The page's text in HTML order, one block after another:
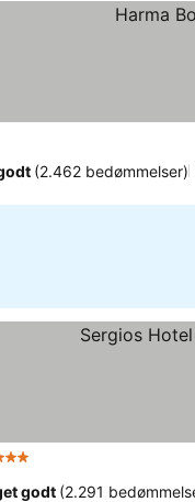
(2.462 bedømmelser)
godt (2.291